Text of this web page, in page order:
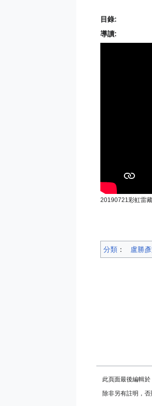
目錄:
導讀:
20190721彩虹雷
分類 ：​ 盧勝
此頁面最後編輯
除非另有註明，